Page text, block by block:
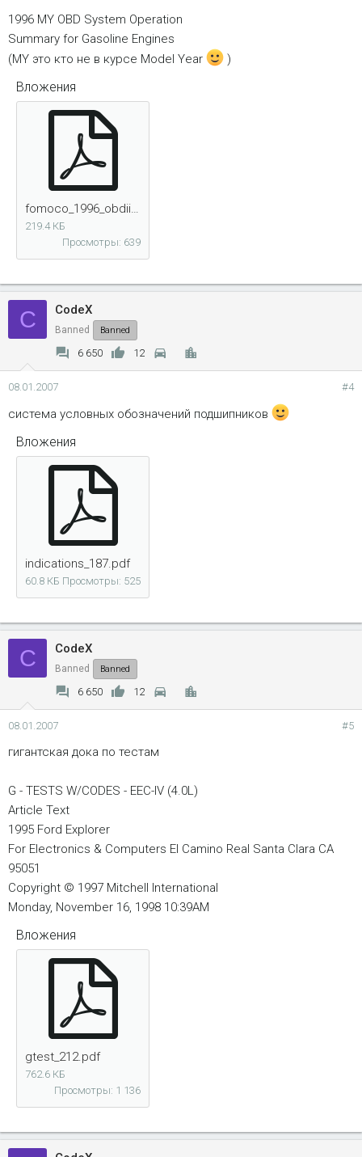
1996 MY OBD System Operation
Summary for Gasoline Engines
(MY это кто не в курсе Model Year
)
Вложения
fomoco_1996_obdii_934.pdf
219.4 КБ
Просмотры: 639
C CodeX
Banned Banned
6 650 12
08.01.2007 #4
система условных обозначений подшипников
Вложения
indications_187.pdf
60.8 КБ Просмотры: 525
C CodeX
Banned Banned
6 650 12
08.01.2007 #5
гигантская дока по тестам
G - TESTS W/CODES - EEC-IV (4.0L)
Article Text
1995 Ford Explorer
For Electronics & Computers El Camino Real Santa Clara CA
95051
Copyright © 1997 Mitchell International
Monday, November 16, 1998 10:39AM
Вложения
gtest_212.pdf
762.6 КБ
Просмотры: 1 136